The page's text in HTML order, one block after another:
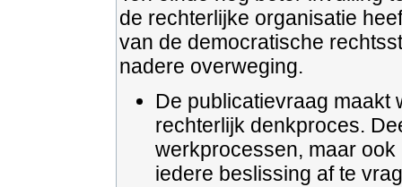
de rechterlijke organisatie
van de democratische
nadere overweging.
De publicatievraag maakt
rechterlijk denkproces.
werkprocessen, maar
iedere beslissing af te